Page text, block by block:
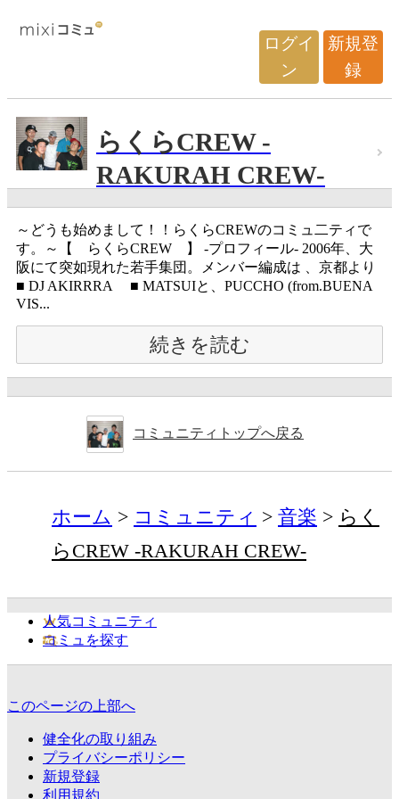
ログイ
ン
新規登
録
らくらCREW -
RAKURAH CREW-
～どうも始めまして！！らくらCREWのコミュ二ティで
す。～【 らくらCREW 】 -プロフィール- 2006年、大
阪にて突如現れた若手集団。メンバー編成は 、京都より
■ DJ AKIRRRA ■ MATSUIと、PUCCHO (from.BUENA
VIS...
続きを読む
コミュニティトップへ戻る
ホーム コミュニティ 音楽
らく
らCREW -RAKURAH CREW-
人気コミュニティ
コミュを探す
このページの上部へ
健全化の取り組み
プライバシーポリシー
新規登録
利用規約